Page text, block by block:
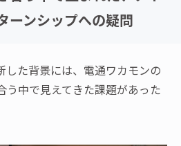
ーンシップへの疑問
した背景には、電通ワカモンの
う中で見えてきた課題があった